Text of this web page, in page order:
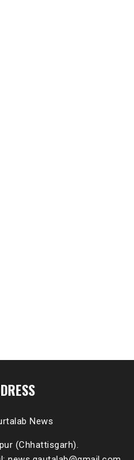
News
(Chhattisgarh).